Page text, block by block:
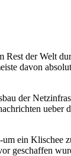
der Welt
davon
der
ueber
ein Klischee
geschaffen